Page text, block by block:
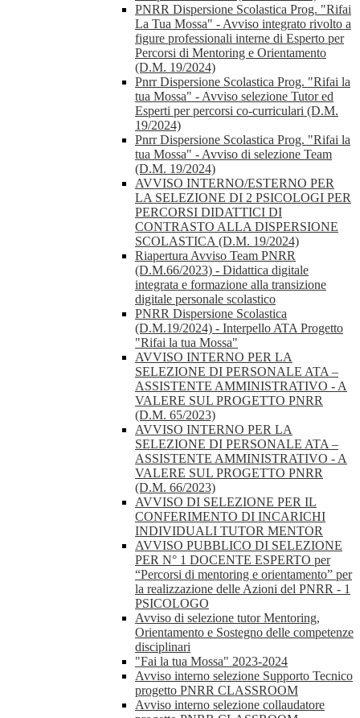
PNRR Dispersione Scolastica Prog. "Rifai
La Tua Mossa" - Avviso integrato rivolto a
figure professionali interne di Esperto per
Percorsi di Mentoring e Orientamento
(D.M. 19/2024)
Pnrr Dispersione Scolastica Prog. "Rifai la
tua Mossa" - Avviso selezione Tutor ed
Esperti per percorsi co-curriculari (D.M.
19/2024)
Pnrr Dispersione Scolastica Prog. "Rifai la
tua Mossa" - Avviso di selezione Team
(D.M. 19/2024)
AVVISO INTERNO/ESTERNO PER
LA SELEZIONE DI 2 PSICOLOGI PER
PERCORSI DIDATTICI DI
CONTRASTO ALLA DISPERSIONE
SCOLASTICA (D.M. 19/2024)
Riapertura Avviso Team PNRR
(D.M.66/2023) - Didattica digitale
integrata e formazione alla transizione
digitale personale scolastico
PNRR Dispersione Scolastica
(D.M.19/2024) - Interpello ATA Progetto
"Rifai la tua Mossa"
AVVISO INTERNO PER LA
SELEZIONE DI PERSONALE ATA –
ASSISTENTE AMMINISTRATIVO - A
VALERE SUL PROGETTO PNRR
(D.M. 65/2023)
AVVISO INTERNO PER LA
SELEZIONE DI PERSONALE ATA –
ASSISTENTE AMMINISTRATIVO - A
VALERE SUL PROGETTO PNRR
(D.M. 66/2023)
AVVISO DI SELEZIONE PER IL
CONFERIMENTO DI INCARICHI
INDIVIDUALI TUTOR MENTOR
AVVISO PUBBLICO DI SELEZIONE
PER N° 1 DOCENTE ESPERTO per
“Percorsi di mentoring e orientamento” per
la realizzazione delle Azioni del PNRR - 1
PSICOLOGO
Avviso di selezione tutor Mentoring,
Orientamento e Sostegno delle competenze
disciplinari
"Fai la tua Mossa" 2023-2024
Avviso interno selezione Supporto Tecnico
progetto PNRR CLASSROOM
Avviso interno selezione collaudatore